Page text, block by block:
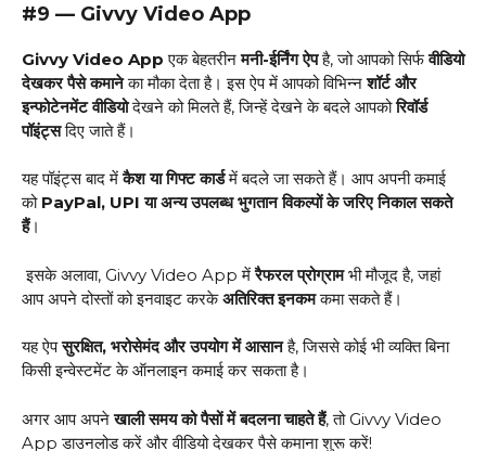
#9 — Givvy Video App
Givvy Video App एक बेहतरीनमनी-ईर्निंग ऐपहै, जो आपको सिर्फवीडियो
देखकर पैसे कमानेका मौका देता है। इस ऐप में आपको विभिन्नशॉर्ट और
इन्फोटेनमेंट वीडियोदेखने को मिलते हैं, जिन्हें देखने के बदले आपकोरिवॉर्ड
पॉइंट्सदिए जाते हैं।
यह पॉइंट्स बाद मेंकैश या गिफ्ट कार्डमें बदले जा सकते हैं। आप अपनी कमाई
को PayPal, UPI या अन्य उपलब्ध भुगतान विकल्पों के जरिए निकाल सकते
हैं।
इसके अलावा, Givvy Video App मेंरैफरल प्रोग्रामभी मौजूद है, जहां
आप अपने दोस्तों को इनवाइट करकेअतिरिक्त इनकमकमा सकते हैं।
यह ऐपसुरक्षित, भरोसेमंद और उपयोग में आसानहै, जिससे कोई भी व्यक्ति बिना
किसी इन्वेस्टमेंट के ऑनलाइन कमाई कर सकता है।
अगर आप अपनेखाली समय को पैसों में बदलना चाहते हैं, तो Givvy Video
App डाउनलोड करें और वीडियो देखकर पैसे कमाना शुरू करें!